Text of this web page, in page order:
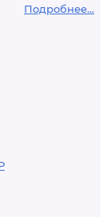
Подробнее...